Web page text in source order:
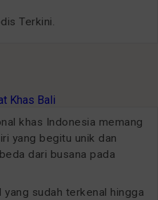
Terkini.
khas Indonesia memang
yang begitu unik dan
dari busana pada
sudah terkenal hingga